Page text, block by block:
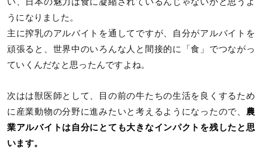
い、日本の魅力は食に凝縮されているんじゃないかと思うよ
うになりました。
主に搾乳のアルバイトを通してですが、自分がアルバイトを
頑張ると、世界中のいろんな人と間接的に「食」でつながっ
ていくんだなと思ったんですよね。
次はは獣医師として、目の前の牛たちの生活を良くするため
に産業動物の分野に進みたいと考えるようになったので、 農
業アルバイトは自分にとても大きなインパクトを残したと思
います。